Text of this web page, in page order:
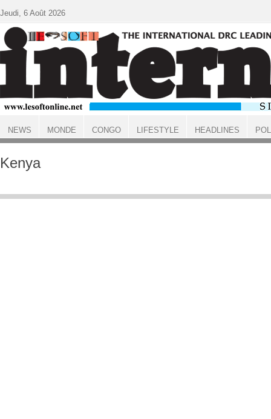
ACCUEIL
Kenya
Jeudi, 6 Août 2026
NEWS MONDE CONGO LIFESTYLE HEADLINES